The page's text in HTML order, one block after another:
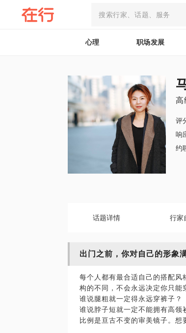
心理 职场发展
高
评
响
约
话题详情 行家
出门之前，你对自己的形象
每个人都有最合适自己的搭配
构的不同，不会永远决定你只能
谁说腿粗就一定得永远穿裤子？
谁说脖子短就一定不能拥有高领
比例是亘古不变的审美镜子。